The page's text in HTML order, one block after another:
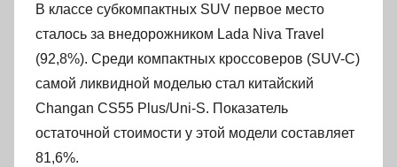
В классе субкомпактных SUV первое место
сталось за внедорожником Lada Niva Travel
(92,8%). Среди компактных кроссоверов (SUV-C)
самой ликвидной моделью стал китайский
Changan CS55 Plus/Uni-S. Показатель
остаточной стоимости у этой модели составляет
81,6%.